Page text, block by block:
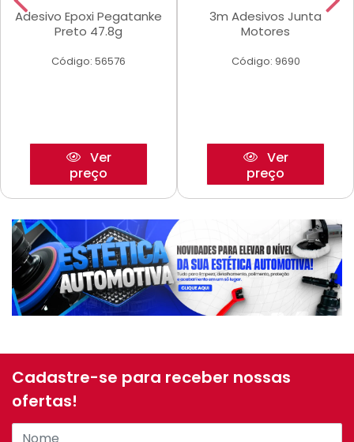
Adesivo Epoxi Pegatanke
Preto 47.8g
Código: 56576
Ver
preço
3m Adesivos Junta
Motores
Código: 9690
Ver
preço
Cadastre-se para receber nossas
ofertas!